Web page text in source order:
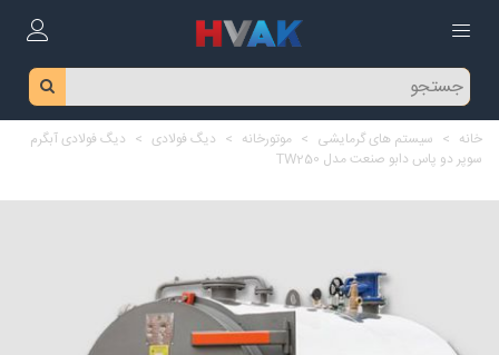
خانه > سیستم های گرمایشی > موتورخانه > دیگ فولادی > دیگ فولادی آبگرم
سوپر دو پاس دابو صنعت مدل TW250